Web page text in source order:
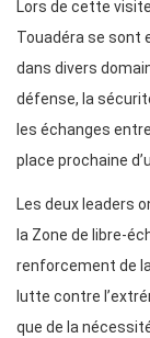
Lors de cette
Touadéra se sont
dans divers
défense, la
les échanges
place prochaine
Les deux leaders
la Zone de libre-
renforcement de
lutte contre
que de la